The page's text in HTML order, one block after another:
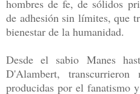
hombres de fe, de sólidos
de adhesión sin límites, que
bienestar de la humanidad.
Desde el sabio Manes
D'Alambert,
producidas por el fanatismo